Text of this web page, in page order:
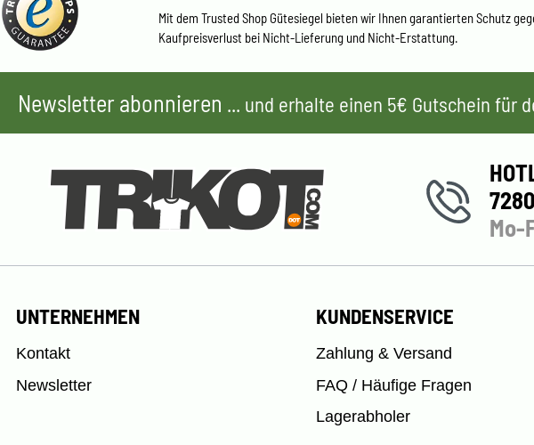
Mit dem Trusted Shop Gütesiegel bieten wir Ihnen garantierten Schutz
Kaufpreisverlust bei Nicht-Lieferung und Nicht-Erstattung.
Newsletter abonnieren ... und erhalte einen 5€ Gutschein für
7280
Mo-
UNTERNEHMEN
Kontakt
Newsletter
KUNDENSERVICE
Zahlung & Versand
FAQ / Häufige Fragen
Lagerabholer